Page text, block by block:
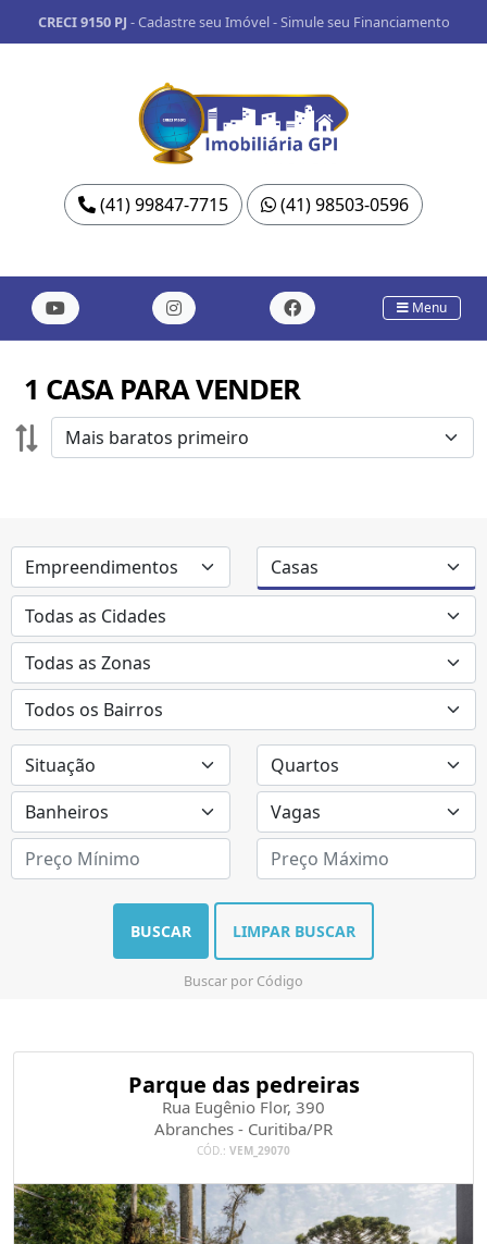
CRECI 9150 PJ -Cadastre seu Imóvel-Simule seu Financiamento
(41) 99847-7715 (41) 98503-0596
Menu
1 CASA PARA VENDER
BUSCAR LIMPAR BUSCAR
Buscar por Código
Parque das pedreiras
Rua Eugênio Flor, 390
Abranches - Curitiba/PR
CÓD.: VEM_29070